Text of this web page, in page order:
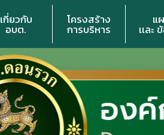
เกี่ยวกับ
อบต.
โครงสร้าง
การบริหาร
แ
เเล